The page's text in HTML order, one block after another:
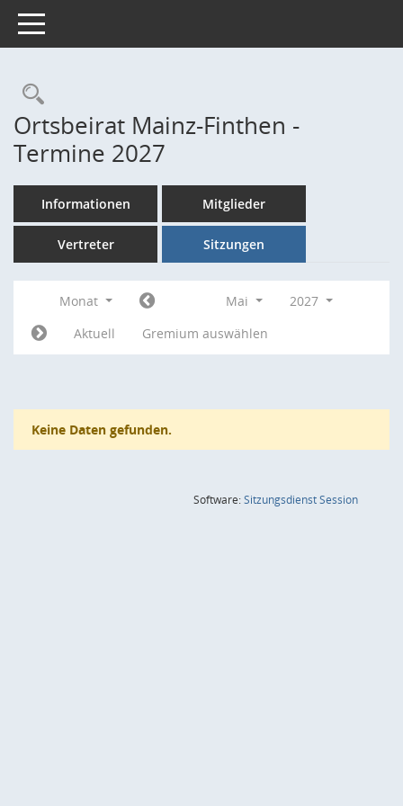
Toggle navigation
Rechercheauswahl
Ortsbeirat Mainz-Finthen -
Termine 2027
Informationen Mitglieder
Vertreter Sitzungen
Monat Mai
2027
Aktuell
Gremium auswählen
Keine Daten gefunden.
Software:SitzungsdienstSession(Wird in